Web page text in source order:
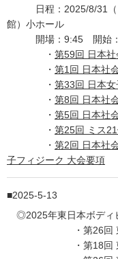
日程：2025/8/31（日
館）小ホール
開場：9:45 開始：
・ 第59回 日本
・ 第1回 日本社
・ 第33回 日本
・ 第8回 日本社
・ 第5回 日本社
・ 第25回 ミス
・ 第2回 日本社
子フィジーク 大会要項
2025-5-13
◎2025年東日本ボディ
・第26回 東日本
・第18回 東日本